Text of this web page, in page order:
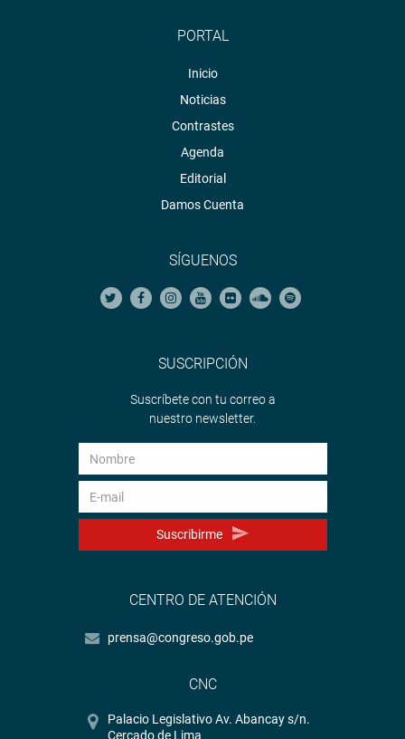
PORTAL
Inicio
Noticias
Contrastes
Agenda
Editorial
Damos Cuenta
SÍGUENOS
SUSCRIPCIÓN
Suscríbete con tu correo a
nuestro newsletter.
Suscribirme
CENTRO DE ATENCIÓN
prensa@congreso.gob.pe
CNC
Palacio Legislativo Av. Abancay s/n.
Cercado de Lima